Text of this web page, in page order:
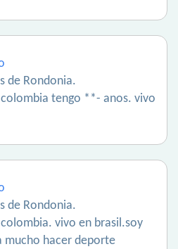
de Rondonia.
tengo **- anos. vivo
de Rondonia.
vivo en brasil.soy
mucho hacer deporte